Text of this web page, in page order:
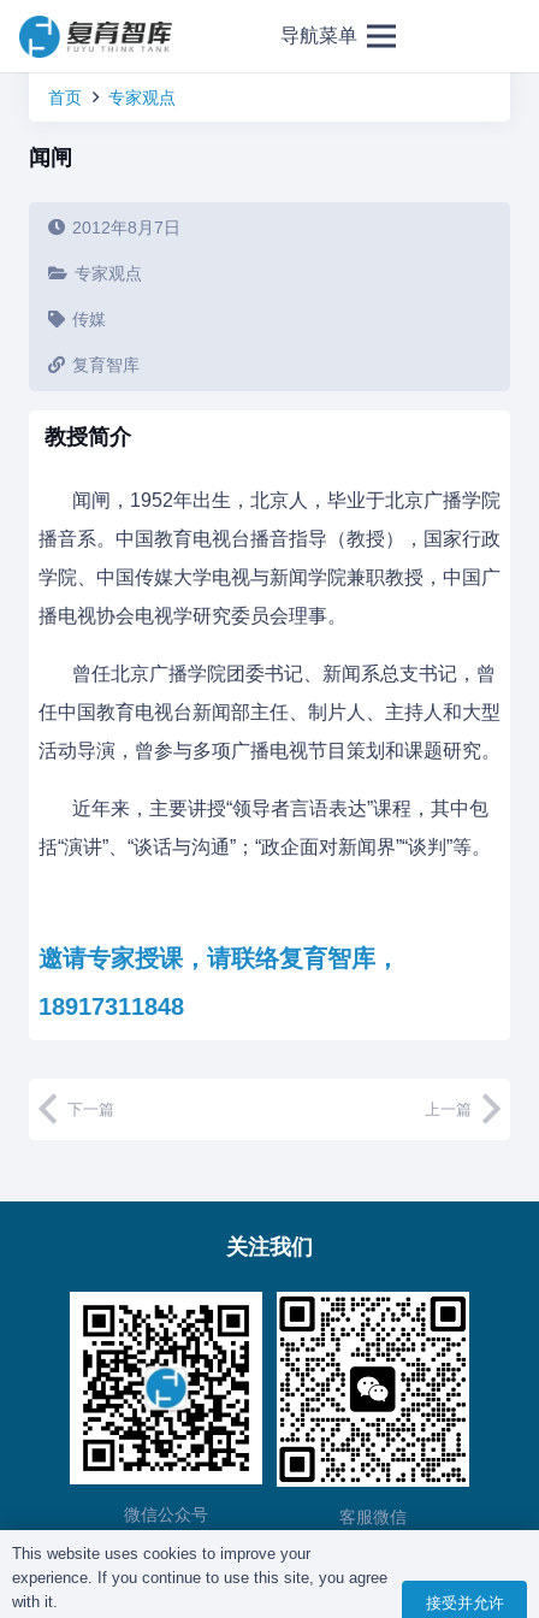
导航菜单
首页 专家观点
闻闸
2012年8月7日
专家观点
传媒
复育智库
教授简介
闻闸，1952年出生，北京人，毕业于北京广播学院
播音系。中国教育电视台播音指导（教授），国家行政
学院、中国传媒大学电视与新闻学院兼职教授，中国广
播电视协会电视学研究委员会理事。
曾任北京广播学院团委书记、新闻系总支书记，曾
任中国教育电视台新闻部主任、制片人、主持人和大型
活动导演，曾参与多项广播电视节目策划和课题研究。
近年来，主要讲授“领导者言语表达”课程，其中包
括“演讲”、“谈话与沟通”；“政企面对新闻界”“谈判”等。
邀请专家授课，请联络复育智库，
18917311848
下一篇 上一篇
关注我们
微信公众号 客服微信
沪ICP备
This website uses cookies to improve your
experience. If you continue to use this site, you agree
with it.
接受并允许